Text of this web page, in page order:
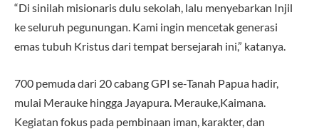
“Di sinilah misionaris dulu sekolah, lalu menyebarkan Injil
ke seluruh pegunungan. Kami ingin mencetak generasi
emas tubuh Kristus dari tempat bersejarah ini,” katanya.
700 pemuda dari 20 cabang GPI se-Tanah Papua hadir,
mulai Merauke hingga Jayapura. Merauke,Kaimana.
Kegiatan fokus pada pembinaan iman, karakter, dan